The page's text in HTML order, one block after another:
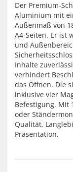
Der Premium-
Aluminium mit
Außenmaß von
A4-Seiten. Er ist
und
Inhalte
verhindert
das Öffnen. Die
inklusive vier
Befestigung. Mit
oder
Qualität,
Präsentation.